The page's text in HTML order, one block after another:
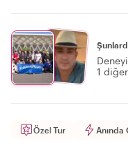
1
Özel Tur Anında